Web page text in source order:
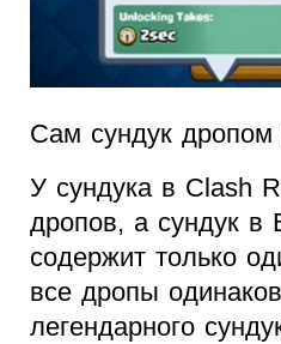
Сам сундук дропом
У сундука в Clash
дропов, а сундук в
содержит только
все дропы
легендарного